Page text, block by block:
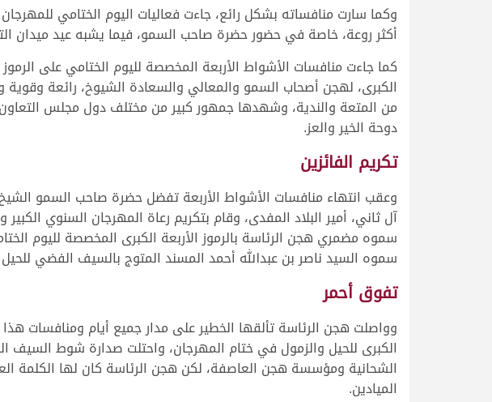
وكما سارت منافساته بشكل رائع، جاءت فعاليات اليوم الختامي
أكثر روعة، خاصة في حضور حضرة صاحب السمو، فيما يشبه عيد ميدان
كما جاءت منافسات الأشواط الأربعة المخصصة لليوم الختامي على الرموز
الكبرى، لهجن أصحاب السمو والمعالي والسعادة الشيوخ، رائعة وقوية
من المتعة والندية، وشهدها جمهور كبير من مختلف دول مجلس
دوحة الخير والعز.
تكريم الفائزين
وعقب انتهاء منافسات الأشواط الأربعة تفضل حضرة صاحب السمو
آل ثاني، أمير البلاد المفدى، وقام بتكريم رعاة المهرجان السنوي
سموه مضمري هجن الرئاسة بالرموز الأربعة الكبرى المخصصة لليوم
سموه السيد ناصر بن عبدالله أحمد المسند المتوج بالسيف الفضي
تفوق أحمر
وواصلت هجن الرئاسة تألقها الخطير على مدار جميع أيام ومنافسات
الكبرى للحيل والزمول في ختام المهرجان، واحتلت صدارة شوط
الشحانية ومؤسسة هجن العاصفة، لكن هجن الرئاسة كان لها الكلمة
الميادين.